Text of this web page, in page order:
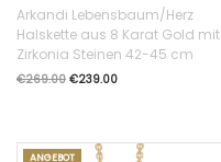
Arkandi Lebensbaum/Herz
Halskette aus 8 Karat Gold mit
Zirkonia Steinen 42-45 cm
€269.00 €239.00
ANGEBOT